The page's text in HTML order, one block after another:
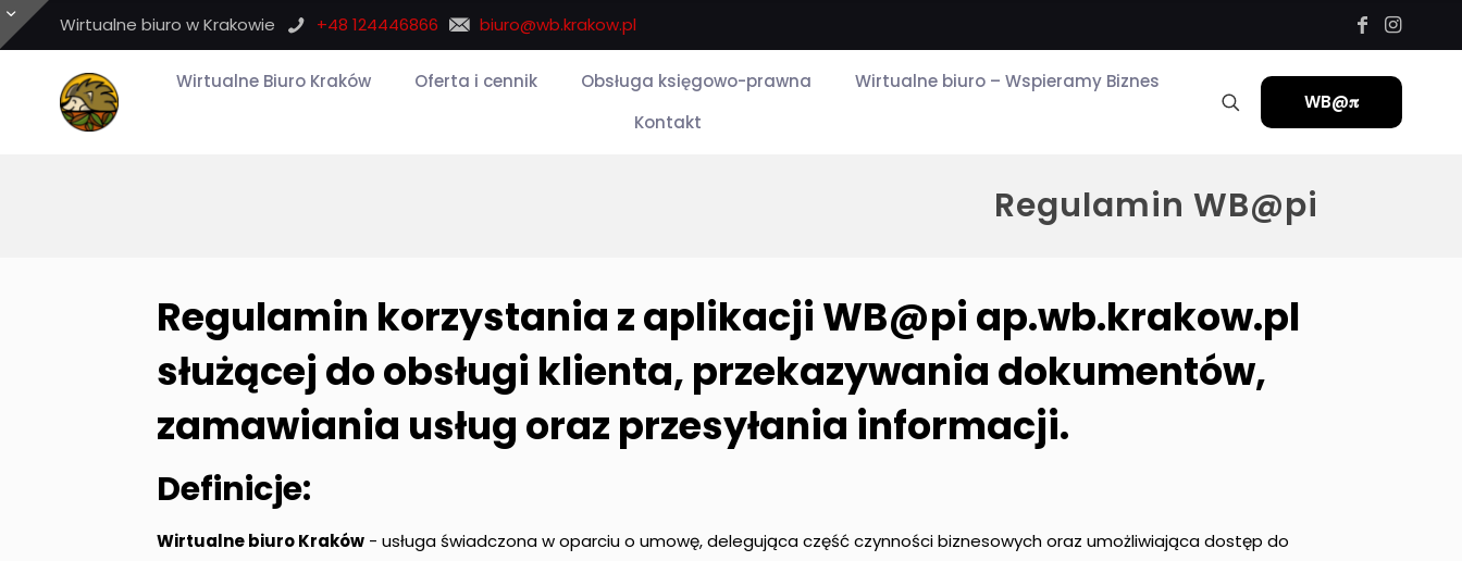
Wirtualne biuro w Krakowie +48 124446866 biuro@wb.krakow.pl
Wirtualne Biuro Kraków Oferta i cennik Obsługa księgowo-prawna
Wirtualne biuro – Wspieramy Biznes
Kontakt
WB@𝛑
Regulamin WB@pi
Regulamin korzystania z aplikacji WB@pi ap.wb.krakow.pl
służącej do obsługi klienta, przekazywania dokumentów,
zamawiania usług oraz przesyłania informacji.
Definicje:
Wirtualne biuro Kraków - usługa świadczona w oparciu o umowę, delegująca część czynności biznesowych oraz umożliwiająca dostęp do